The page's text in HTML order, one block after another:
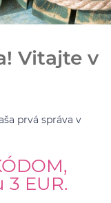
Vitajte v
prvá správa v
EUR.